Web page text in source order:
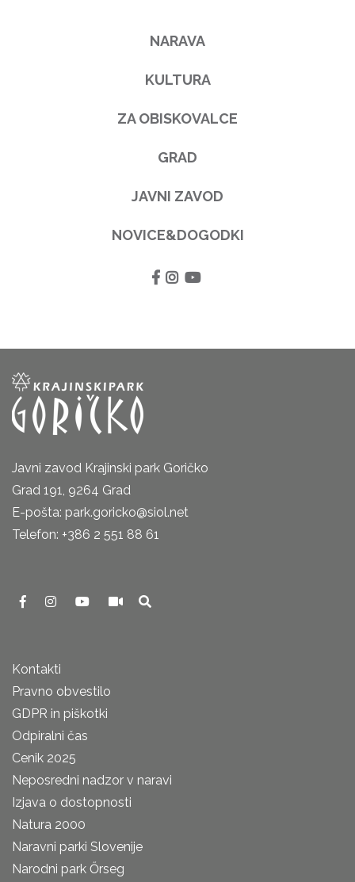
NARAVA
KULTURA
ZA OBISKOVALCE
GRAD
JAVNI ZAVOD
NOVICE&DOGODKI
Javni zavod Krajinski park Goričko
Grad 191, 9264 Grad
E-pošta: park.goricko@siol.net
Telefon: +386 2 551 88 61
Kontakti
Pravno obvestilo
GDPR in piškotki
Odpiralni čas
Cenik 2025
Neposredni nadzor v naravi
Izjava o dostopnosti
Natura 2000
Naravni parki Slovenije
Narodni park Őrseg